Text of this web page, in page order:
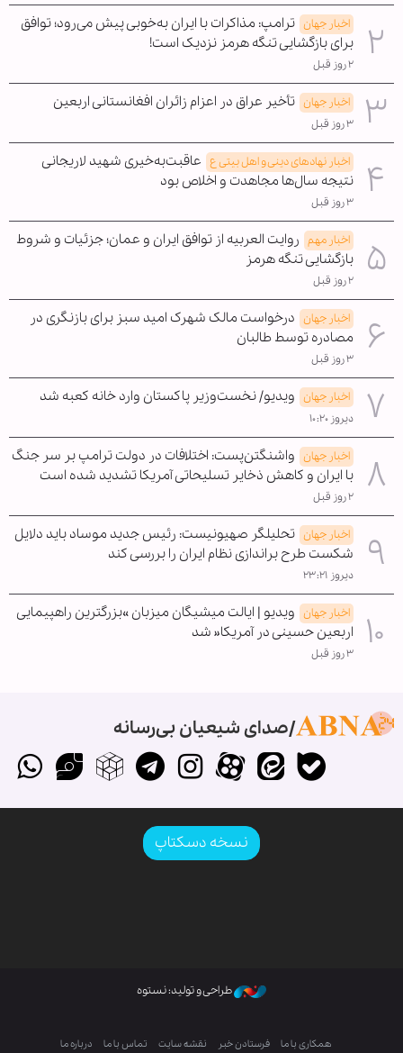
اخبار جهان ترامپ: مذاکرات با ایران به‌خوبی پیش می‌رود؛ توافق
برای بازگشایی تنگه هرمز نزدیک است!
۲ روز قبل
اخبار جهان تأخیر عراق در اعزام زائران افغانستانی اربعین
۳ روز قبل
اخبار نهادهای دینی و اهل بیتی ع عاقبت‌به‌خیری شهید لاریجانی
نتیجه سال‌ها مجاهدت و اخلاص بود
۳ روز قبل
اخبار مهم روایت العربیه از توافق ایران و عمان؛ جزئیات و شروط
بازگشایی تنگه هرمز
۲ روز قبل
اخبار جهان درخواست مالک شهرک امید سبز برای بازنگری در
مصادره توسط طالبان
۳ روز قبل
اخبار جهان ویدیو/ نخست‌وزیر پاکستان وارد خانه کعبه شد
دیروز ۱۰:۲۰
اخبار جهان واشنگتن‌پست: اختلافات در دولت ترامپ بر سر جنگ
با ایران و کاهش ذخایر تسلیحاتی آمریکا تشدید شده است
۲ روز قبل
اخبار جهان تحلیلگر صهیونیست: رئیس جدید موساد باید دلایل
شکست طرح براندازی نظام ایران را بررسی کند
دیروز ۲۳:۲۱
اخبار جهان ویدیو | ایالت میشیگان میزبان »بزرگترین راهپیمایی
اربعین حسینی در آمریکا« شد
۳ روز قبل
صدای شیعیان بی‌رسانه
نسخه دسکتاپ
طراحی و تولید: نستوه
همکاری با ما فرستادن خبر نقشه سایت تماس با ما درباره ما